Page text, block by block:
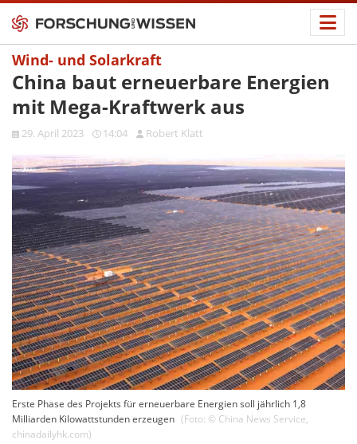
Wind- und Solarkraft
China baut erneuerbare Energien
mit Mega-Kraftwerk aus
29. April 2023 14:04 Robert Klatt
Erste Phase des Projekts für erneuerbare Energien soll jährlich 1,8
Milliarden Kilowattstunden erzeugen (Foto: © China News Service,
chinadailyhk.com)